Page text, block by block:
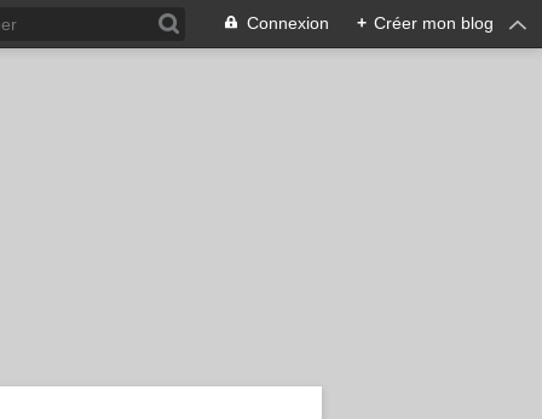
Connexion + Créer mon blog